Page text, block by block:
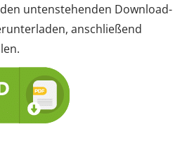
untenstehenden Download-
anschließend